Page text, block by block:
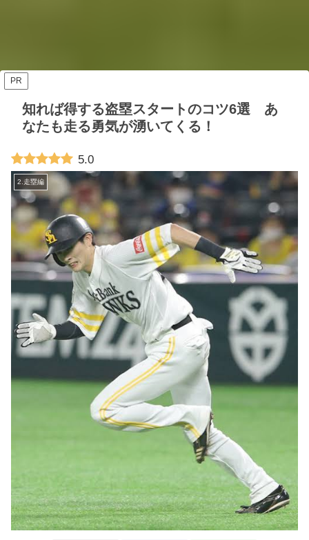
PR
知れば得する盗塁スタートのコツ6選 あ
なたも走る勇気が湧いてくる！
5.0
2.走塁編